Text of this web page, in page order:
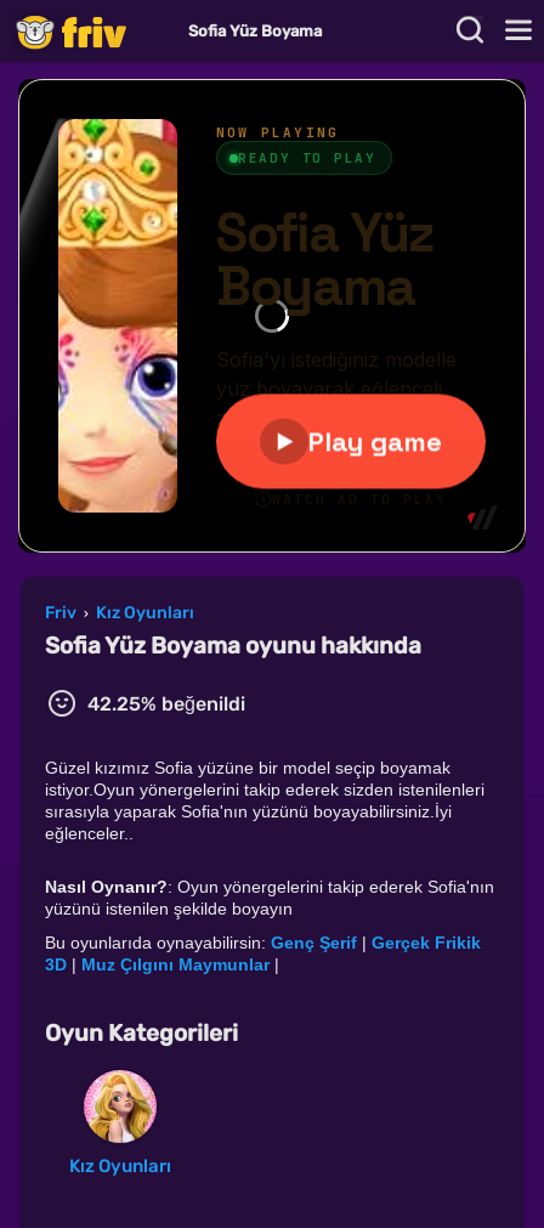
Sofia Yüz Boyama
Friv › Kız Oyunları
Sofia Yüz Boyama oyunu hakkında
42.25% beğenildi
Güzel kızımız Sofia yüzüne bir model seçip boyamak
istiyor.Oyun yönergelerini takip ederek sizden istenilenleri
sırasıyla yaparak Sofia'nın yüzünü boyayabilirsiniz.İyi
eğlenceler..
Nasıl Oynanır?: Oyun yönergelerini takip ederek Sofia'nın
yüzünü istenilen şekilde boyayın
Bu oyunlarıda oynayabilirsin: Genç Şerif | Gerçek Frikik
3D | Muz Çılgını Maymunlar |
Oyun Kategorileri
Kız Oyunları